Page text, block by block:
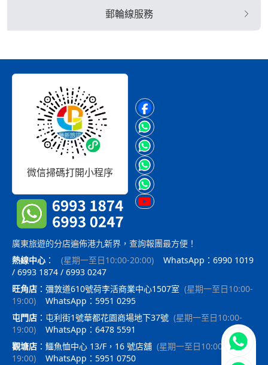
郵輪線服務
微信掃碼打開小程序
廣東旅遊的分店遍佈港九新界，查詢報團最方便！
熱線中心 ： (星期一至日10:00-20:00)
WhatsApp：6990 1019
/ 6993 1874 / 6993 0247
旺角店 ： 彌敦道610號荷李活商業中心1507室 (星期一至日10:00-
19:00)
WhatsApp：5951 0295
屯門店 ： 屯利街1號華都花園商場地下37號 (星期一至日10:00-
19:00)
WhatsApp：6478 5591
觀塘店 ： 鱷魚恤中心 13/F，16 號店舖 (星期一至日10:00-
19:00)
WhatsApp：5951 0750
立即